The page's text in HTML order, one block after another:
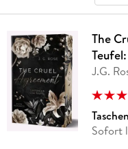
The
J.G.
Sofort